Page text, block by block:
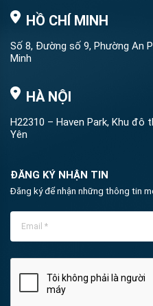
HỒ CHÍ MINH
Số 8, Đường số 9, Phường An
Minh
HÀ NỘI
H22310 – Haven Park, Khu đô
Yên
ĐĂNG KÝ NHẬN TIN
Đăng ký để nhận những thông tin